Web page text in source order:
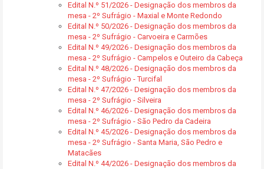
Edital N.º 51/2026 - Designação dos membros da
mesa - 2º Sufrágio - Maxial e Monte Redondo
Edital N.º 50/2026 - Designação dos membros da
mesa - 2º Sufrágio - Carvoeira e Carmões
Edital N.º 49/2026 - Designação dos membros da
mesa - 2º Sufrágio - Campelos e Outeiro da Cabeça
Edital N.º 48/2026 - Designação dos membros da
mesa - 2º Sufrágio - Turcifal
Edital N.º 47/2026 - Designação dos membros da
mesa - 2º Sufrágio - Silveira
Edital N.º 46/2026 - Designação dos membros da
mesa - 2º Sufrágio - São Pedro da Cadeira
Edital N.º 45/2026 - Designação dos membros da
mesa - 2º Sufrágio - Santa Maria, São Pedro e
Matacães
Edital N.º 44/2026 - Designação dos membros da